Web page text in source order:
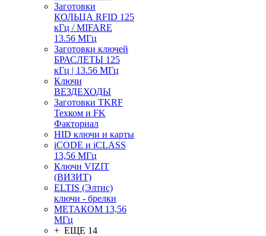
Заготовки
КОЛЬЦА RFID 125
кГц / MIFARE
13.56 МГц
Заготовки ключей
БРАСЛЕТЫ 125
кГц | 13.56 МГц
Ключи
ВЕЗДЕХОДЫ
Заготовки TKRF
Техком и FK
Факториал
HID ключи и карты
iCODE и iCLASS
13,56 МГц
Ключи VIZIT
(ВИЗИТ)
ELTIS (Элтис)
ключи - брелки
МЕТАКОМ 13,56
МГц
+ ЕЩЕ 14